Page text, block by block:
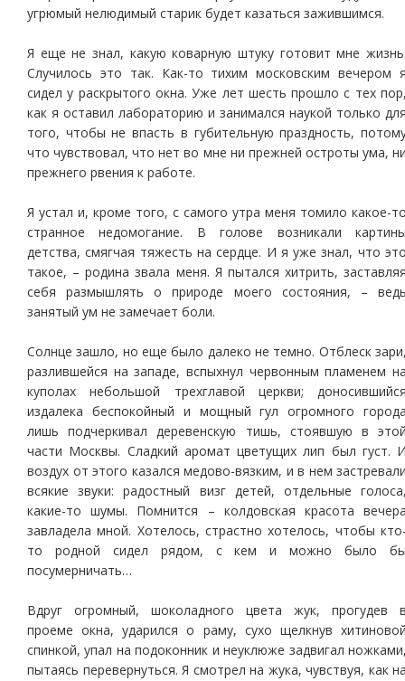
угрюмый нелюдимый старик будет казаться зажившимся.
Я еще не знал, какую коварную штуку готовит мне
Случилось это так. Как-то тихим московским вечером
сидел у раскрытого окна. Уже лет шесть прошло с тех
как я оставил лабораторию и занимался наукой только
того, чтобы не впасть в губительную праздность,
что чувствовал, что нет во мне ни прежней остроты ума,
прежнего рвения к работе.
Я устал и, кроме того, с самого утра меня томило какое-
странное недомогание. В голове возникали
детства, смягчая тяжесть на сердце. И я уже знал, что
такое, – родина звала меня. Я пытался хитрить,
себя размышлять о природе моего состояния, –
занятый ум не замечает боли.
Солнце зашло, но еще было далеко не темно. Отблеск
разлившейся на западе, вспыхнул червонным пламенем
куполах небольшой трехглавой церкви;
издалека беспокойный и мощный гул огромного
лишь подчеркивал деревенскую тишь, стоявшую в
части Москвы. Сладкий аромат цветущих лип был густ.
воздух от этого казался медово-вязким, и в нем
всякие звуки: радостный визг детей, отдельные
какие-то шумы. Помнится – колдовская красота
завладела мной. Хотелось, страстно хотелось, чтобы
то родной сидел рядом, с кем и можно было
посумерничать…
Вдруг огромный, шоколадного цвета жук, прогудев
проеме окна, ударился о раму, сухо щелкнув
спинкой, упал на подоконник и неуклюже задвигал
пытаясь перевернуться. Я смотрел на жука, чувствуя, как